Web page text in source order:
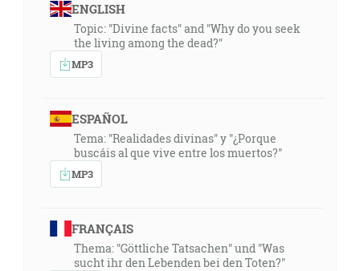
ENGLISH
Topic: "Divine facts" and "Why do you seek
the living among the dead?"
MP3
ESPAÑOL
Tema: "Realidades divinas" y "¿Porque
buscáis al que vive entre los muertos?"
MP3
FRANÇAIS
Thema: "Göttliche Tatsachen" und "Was
sucht ihr den Lebenden bei den Toten?"